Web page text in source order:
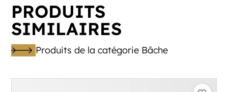
PRODUITS
SIMILAIRES
Produits de la catégorie Bâche